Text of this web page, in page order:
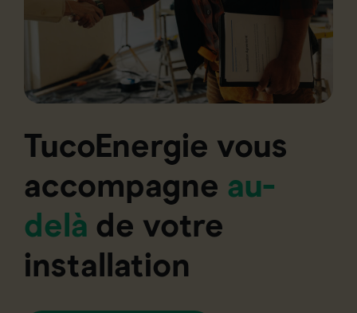
TucoEnergie vous
accompagne au-
delà de votre
installation